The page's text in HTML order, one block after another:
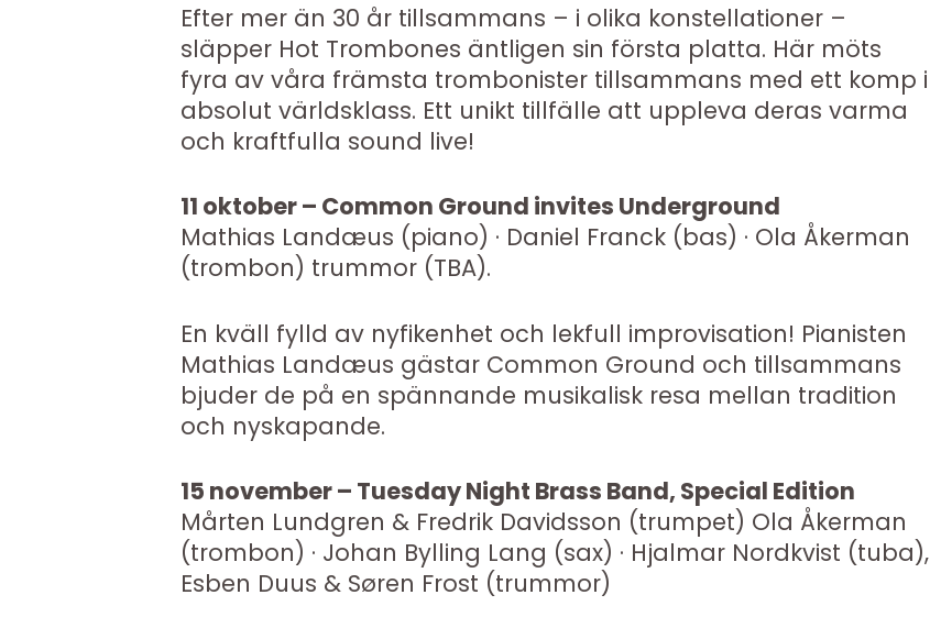
Efter mer än 30 år tillsammans – i olika konstellationer –
släpper Hot Trombones äntligen sin första platta. Här möts
fyra av våra främsta trombonister tillsammans med ett komp i
absolut världsklass. Ett unikt tillfälle att uppleva deras varma
och kraftfulla sound live!
11 oktober – Common Ground invites Underground
Mathias Landæus (piano) · Daniel Franck (bas) · Ola Åkerman
(trombon) trummor (TBA).
En kväll fylld av nyfikenhet och lekfull improvisation! Pianisten
Mathias Landæus gästar Common Ground och tillsammans
bjuder de på en spännande musikalisk resa mellan tradition
och nyskapande.
15 november – Tuesday Night Brass Band, Special Edition
Mårten Lundgren & Fredrik Davidsson (trumpet) Ola Åkerman
(trombon) · Johan Bylling Lang (sax) · Hjalmar Nordkvist (tuba),
Esben Duus & Søren Frost (trummor)